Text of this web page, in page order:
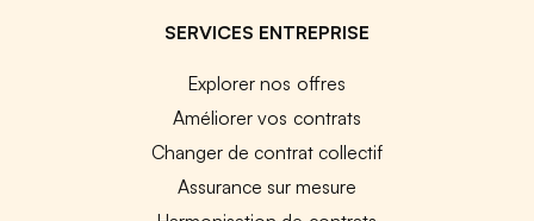
SERVICES ENTREPRISE
Explorer nos offres
Améliorer vos contrats
Changer de contrat collectif
Assurance sur mesure